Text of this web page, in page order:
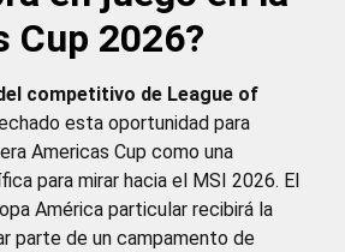
Cup 2026?
competitivo de League of
esta oportunidad para
Americas Cup como una
para mirar hacia el MSI 2026. El
América particular recibirá la
parte de un campamento de